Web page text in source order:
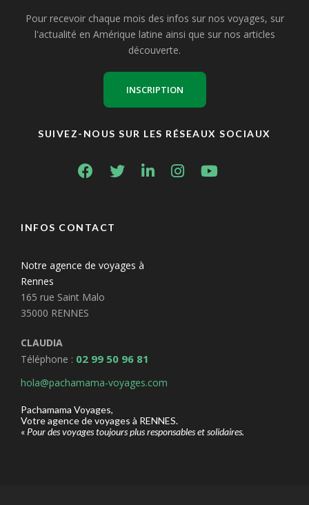
Pour recevoir chaque mois des infos sur nos voyages, sur
l'actualité en Amérique latine ainsi que sur nos articles
découverte.
INSCRIPTION
SUIVEZ-NOUS SUR LES RÉSEAUX SOCIAUX
INFOS CONTACT
Notre agence de voyages à
Rennes
165 rue Saint Malo
35000 RENNES
CLAUDIA
Téléphone : 02 99 50 96 81
hola@pachamama-voyages.com
Pachamama Voyages,
Votre agence de voyages à RENNES.
« Pour des voyages toujours plus responsables et solidaires.